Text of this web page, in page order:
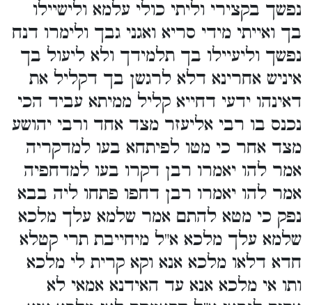
נפשך בקצירי וליתי כולי עלמא ולישיילו
בך ואייתי מידי סריא ואגני גבך ולימרו דנח
נפשך וליעיילו בך תלמידך ולא ליעול בך
איניש אחרינא דלא לרגשן בך דקליל את
דאינהו ידעי דחייא קליל ממיתא עביד הכי
נכנס בו רבי אליעזר מצד אחד ורבי יהושע
מצד אחר כי מטו לפיתחא בעו למדקריה
אמר להו יאמרו רבן דקרו בעו למדחפיה
אמר להו יאמרו רבן דחפו פתחו ליה בבא
נפק כי מטא להתם אמר שלמא עלך מלכא
שלמא עלך מלכא א"ל מיחייבת תרי קטלא
חדא דלאו מלכא אנא וקא קרית לי מלכא
ותו אי מלכא אנא עד האידנא אמאי לא